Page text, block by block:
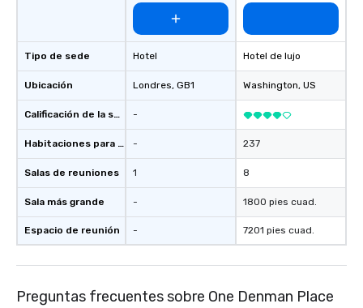
Tipo de sede
Ubicación
Calificación de la sede
Habitaciones para huéspedes
Salas de reuniones
Sala más grande
Espacio de reunión
Hotel
Londres, GB1
-
-
1
-
-
Hotel de lujo
Washington, US
237
8
1800 pies cuad.
7201 pies cuad.
Preguntas frecuentes sobre One Denman Place